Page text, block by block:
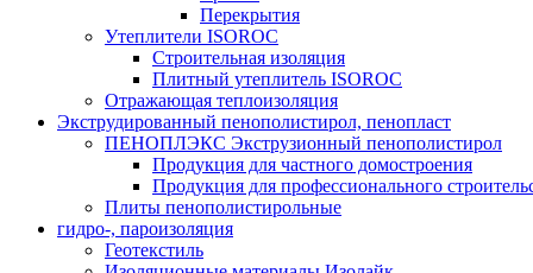
Перекрытия
Утеплители ISOROC
Строительная изоляция
Плитный утеплитель ISOROC
Отражающая теплоизоляция
Экструдированный пенополистирол, пенопласт
ПЕНОПЛЭКС Экструзионный пенополистирол
Продукция для частного домостроения
Продукция для профессионального
Плиты пенополистирольные
гидро-, пароизоляция
Геотекстиль